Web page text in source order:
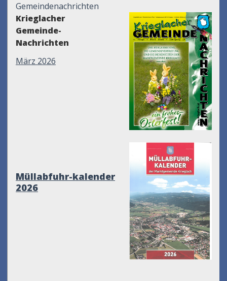
Gemeindenachrichten
Krieglacher
Gemeinde-
Nachrichten
März 2026
Müllabfuhr-kalender
2026